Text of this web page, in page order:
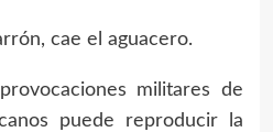
cae el aguacero.
militares de
puede reproducir la